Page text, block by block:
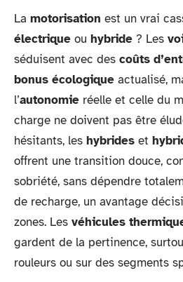
La motorisation est un vrai
électrique ou hybride ? Les
séduisent avec des coûts
bonus écologique actualisé,
l’autonomie réelle et celle du
charge ne doivent pas être
hésitants, les hybrides et
offrent une transition douce,
sobriété, sans dépendre
de recharge, un avantage
zones. Les véhicules
gardent de la pertinence,
rouleurs ou sur des segments